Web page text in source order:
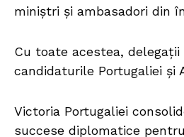
miniștri și ambasadori din
Cu toate acestea,
candidaturile Portugaliei și
Victoria Portugaliei
succese diplomatice